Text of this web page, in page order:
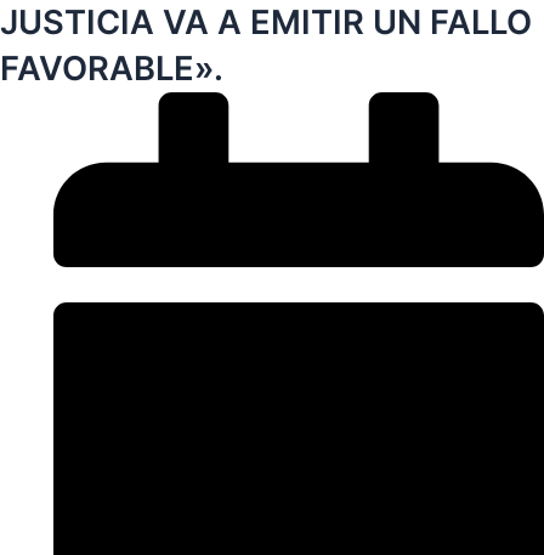
JUSTICIA VA A EMITIR UN FALLO
FAVORABLE».